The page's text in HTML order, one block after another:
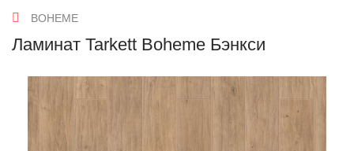
BOHEME
Ламинат Tarkett Boheme Бэнкси